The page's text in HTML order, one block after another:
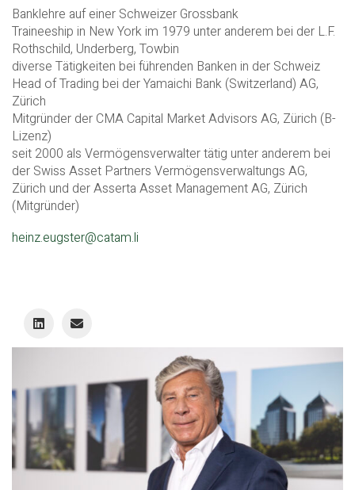
Banklehre auf einer Schweizer Grossbank
Traineeship in New York im 1979 unter anderem bei der L.F.
Rothschild, Underberg, Towbin
diverse Tätigkeiten bei führenden Banken in der Schweiz
Head of Trading bei der Yamaichi Bank (Switzerland) AG,
Zürich
Mitgründer der CMA Capital Market Advisors AG, Zürich (B-
Lizenz)
seit 2000 als Vermögensverwalter tätig unter anderem bei
der Swiss Asset Partners Vermögensverwaltungs AG,
Zürich und der Asserta Asset Management AG, Zürich
(Mitgründer)
heinz.eugster@catam.li